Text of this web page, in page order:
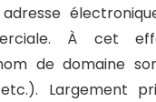
À cet
de domaine
Largement